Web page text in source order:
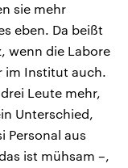
sie mehr
eben. Da beißt
wenn die Labore
im Institut auch.
Leute mehr,
Unterschied,
Personal aus
ist mühsam –,